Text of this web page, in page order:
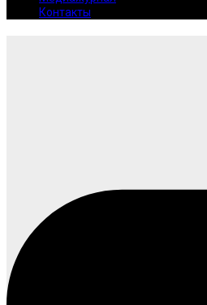
Контакты